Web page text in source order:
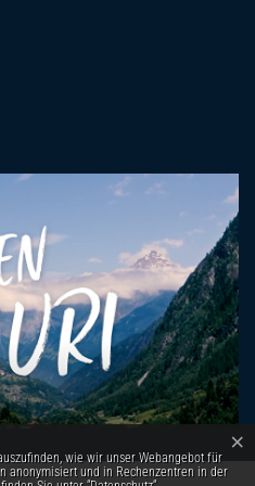
wie wir unser Webangebot für
anonymisiert und in Rechenzentren in der
×